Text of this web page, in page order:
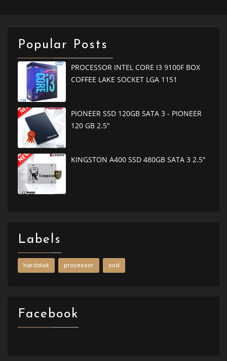
Popular Posts
PROCESSOR INTEL CORE I3 9100F BOX
COFFEE LAKE SOCKET LGA 1151
PIONEER SSD 120GB SATA 3 - PIONEER
120 GB 2.5"
KINGSTON A400 SSD 480GB SATA 3 2.5"
Labels
harddisk processor ssd
Facebook